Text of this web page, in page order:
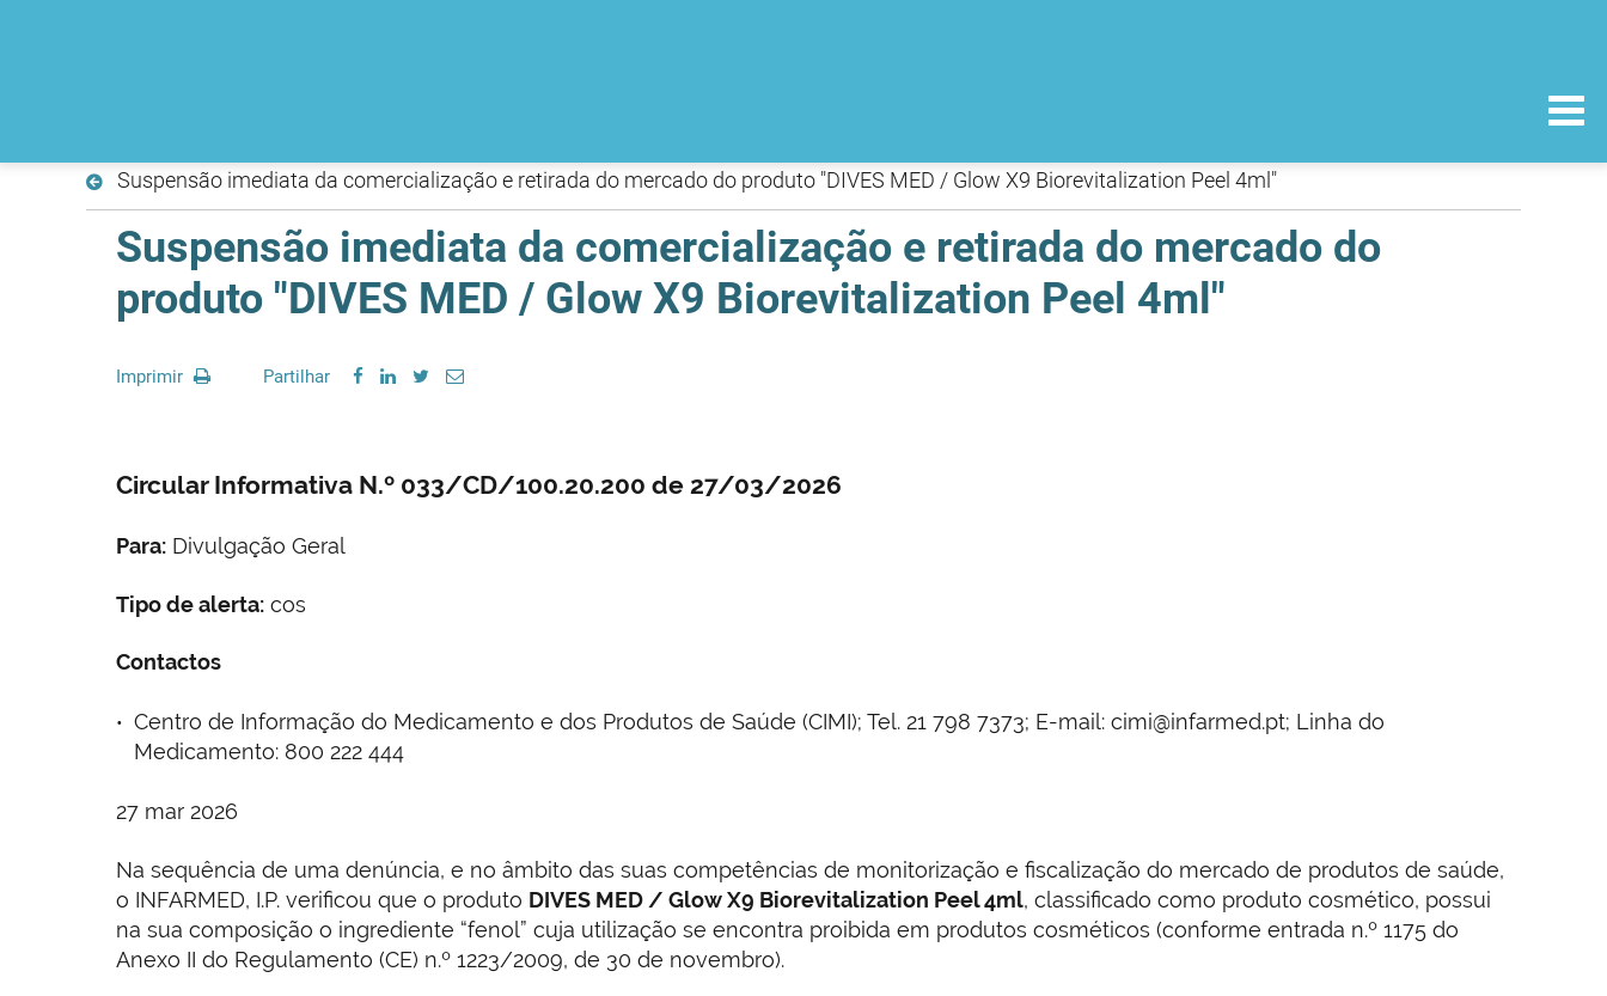
Suspensão imediata da comercialização e retirada do mercado do produto "DIVES MED / Glow X9 Biorevitalization Peel 4ml"
Suspensão imediata da comercialização e retirada do mercado do
produto "DIVES MED / Glow X9 Biorevitalization Peel 4ml"
Imprimir Partilhar
Circular Informativa N.º 033/CD/100.20.200 de 27/03/2026
Para: Divulgação Geral
Tipo de alerta: cos
Contactos
Centro de Informação do Medicamento e dos Produtos de Saúde (CIMI); Tel. 21 798 7373; E-mail: cimi@infarmed.pt; Linha do
Medicamento: 800 222 444
27 mar 2026
Na sequência de uma denúncia, e no âmbito das suas competências de monitorização e fiscalização do mercado de produtos de saúde,
o INFARMED, I.P. verificou que o produto DIVES MED / Glow X9 Biorevitalization Peel 4ml, classificado como produto cosmético, possui
na sua composição o ingrediente “fenol” cuja utilização se encontra proibida em produtos cosméticos (conforme entrada n.º 1175 do
Anexo II do Regulamento (CE) n.º 1223/2009, de 30 de novembro).